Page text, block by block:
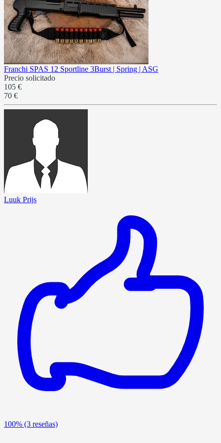
Franchi SPAS 12 Sportline 3Burst | Spring | ASG
Precio solicitado
105 €
70 €
Luuk Prijs
100% (3 reseñas)